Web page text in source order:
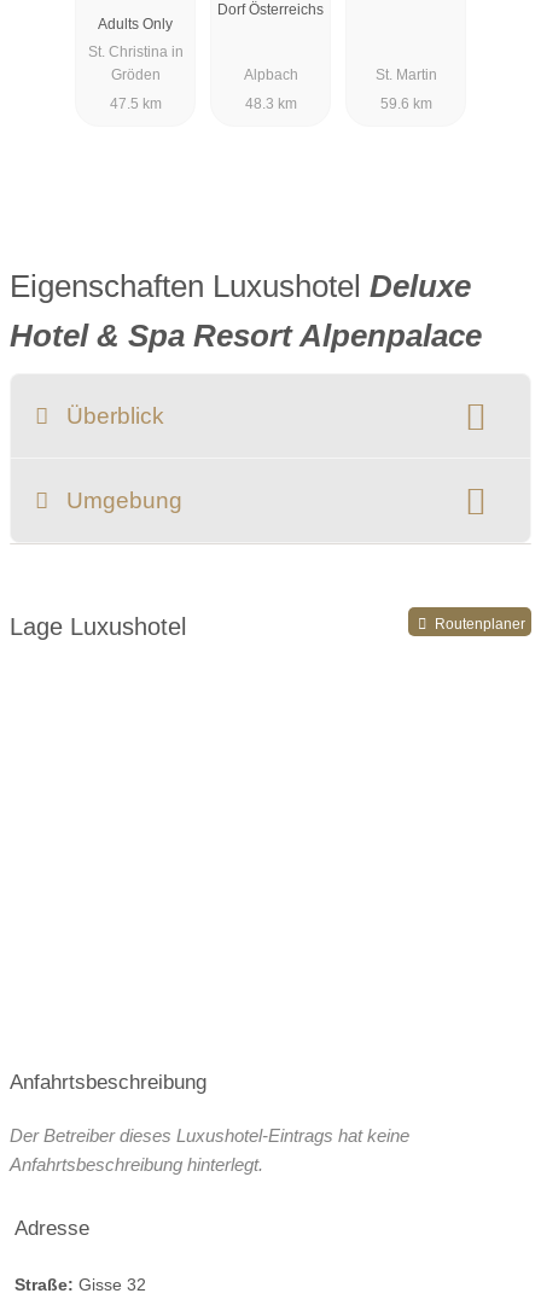
Maison &
Spa
Adults Only
St. Christina in
Gröden
47.5 km
Dorf Österreichs
Alpbach
48.3 km
St. Martin
59.6 km
Eigenschaften Luxushotel Deluxe
Hotel & Spa Resort Alpenpalace
Überblick
Umgebung
Lage Luxushotel Routenplaner
Anfahrtsbeschreibung
Der Betreiber dieses Luxushotel-Eintrags hat keine
Anfahrtsbeschreibung hinterlegt.
Adresse
Straße: Gisse 32